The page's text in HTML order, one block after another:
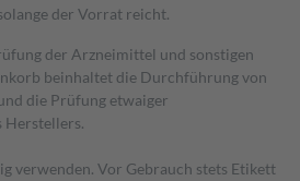
der Vorrat reicht.
der Arzneimittel und sonstigen
beinhaltet die Durchführung von
die Prüfung etwaiger
Herstellers.
verwenden. Vor Gebrauch stets Etikett